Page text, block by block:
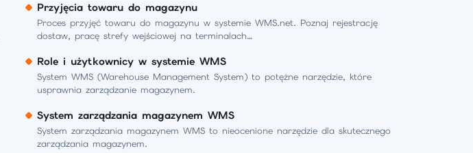
Przyjęcia towaru do magazynu
Proces przyjęć towaru do magazynu w systemie WMS.net. Poznaj rejestrację
dostaw, pracę strefy wejściowej na terminalach…
Role i użytkownicy w systemie WMS
System WMS (Warehouse Management System) to potężne narzędzie, które
usprawnia zarządzanie magazynem.
System zarządzania magazynem WMS
System zarządzania magazynem WMS to nieocenione narzędzie dla skutecznego
zarządzania magazynem.